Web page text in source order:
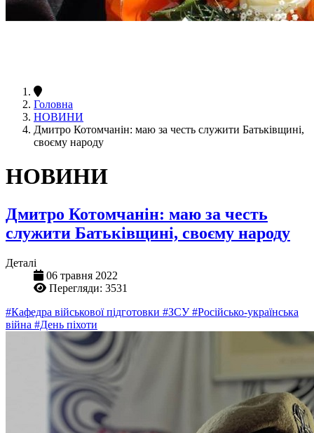
Головна
НОВИНИ
Дмитро Котомчанін: маю за честь служити Батьківщині,
своєму народу
НОВИНИ
Дмитро Котомчанін: маю за честь
служити Батьківщині, своєму народу
Деталі
06 травня 2022
Перегляди: 3531
#Кафедра військової підготовки #ЗСУ#Російсько-українська
війна #День піхоти